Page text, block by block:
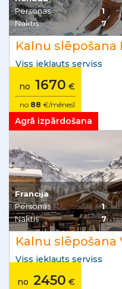
Personas
1
Naktis
7
Kalnu slēpošana
Viss iekļauts serviss
no 1670 €
no 88 €/mēnesī
Agrā izpārdošana
Francija
Personas
1
Naktis
7
Kalnu slēpošana
Viss iekļauts serviss
no 2450 €